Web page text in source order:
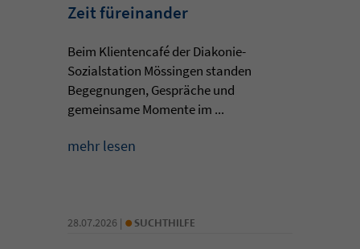
Zeit füreinander
Beim Klientencafé der Diakonie-
Sozialstation Mössingen standen
Begegnungen, Gespräche und
gemeinsame Momente im ...
mehr lesen
28.07.2026 | • SUCHTHILFE